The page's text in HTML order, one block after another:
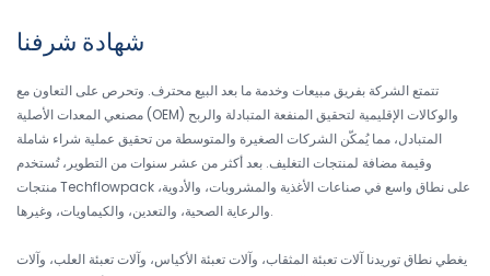
شهادة شرفنا
تتمتع الشركة بفريق مبيعات وخدمة ما بعد البيع محترف. وتحرص على التعاون مع
مصنعي المعدات الأصلية (OEM) والوكالات الإقليمية لتحقيق المنفعة المتبادلة والربح
المتبادل، مما يُمكّن الشركات الصغيرة والمتوسطة من تحقيق عملية شراء شاملة
وقيمة مضافة لمنتجات التغليف. بعد أكثر من عشر سنوات من التطوير، تُستخدم
منتجات Techflowpack على نطاق واسع في صناعات الأغذية والمشروبات، والأدوية،
والرعاية الصحية، والتعدين، والكيماويات، وغيرها.
يغطي نطاق توريدنا آلات تعبئة المثقاب، وآلات تعبئة الأكياس، وآلات تعبئة العلب، وآلات